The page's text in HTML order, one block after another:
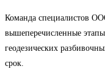
Команда специалистов
вышеперечисленные
геодезических
срок.